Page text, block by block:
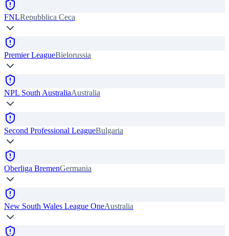
FNLRepubblica Ceca
Premier LeagueBielorussia
NPL South AustraliaAustralia
Second Professional LeagueBulgaria
Oberliga BremenGermania
New South Wales League OneAustralia